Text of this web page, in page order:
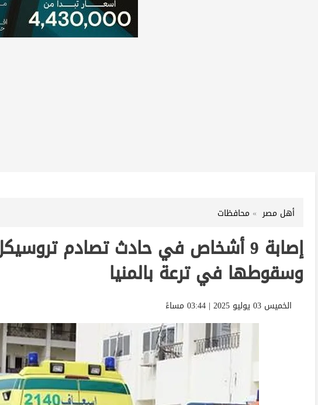
أهل مصر محافظات
إصابة 9 أشخاص في حادث تصادم
وسقوطها في ترعة بالمنيا
الخميس 03 يوليو 2025 | 03:44 مساءً